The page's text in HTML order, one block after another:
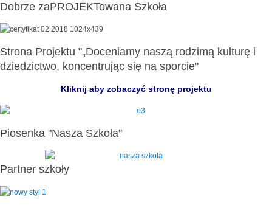
Dobrze zaPROJEKTowana Szkoła
Strona Projektu "„Doceniamy naszą rodzimą kulturę i
dziedzictwo, koncentrując się na sporcie"
Kliknij aby zobaczyć stronę projektu
Piosenka "Nasza Szkoła"
Partner szkoły